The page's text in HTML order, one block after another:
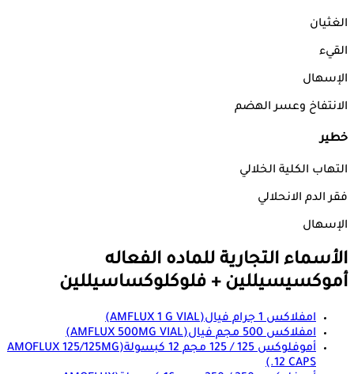
الغثيان
القيء
الإسهال
الانتفاخ وعسر الهضم
خطير
التهاب الكلية الخلالي
فقر الدم الانحلالي
الإسهال
الأسماء التجارية للماده الفعاله
أموكسيسيللين + فلوكلوكساسيللين
امفلاكس 1 جرام فيال
(AMFLUX 1 G VIAL)
امفلاكس 500 مجم فيال
(AMFLUX 500MG VIAL)
أموفلوكس 125 / 125 مجم 12 كبسولة
(AMOFLUX 125/125MG
12 CAPS.)